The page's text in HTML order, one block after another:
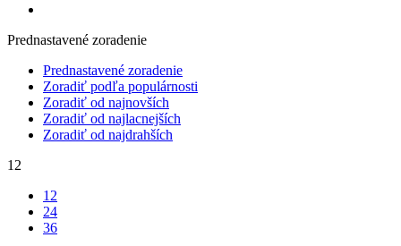
Prednastavené zoradenie
Prednastavené zoradenie
Zoradiť podľa populárnosti
Zoradiť od najnovších
Zoradiť od najlacnejších
Zoradiť od najdrahších
12
12
24
36